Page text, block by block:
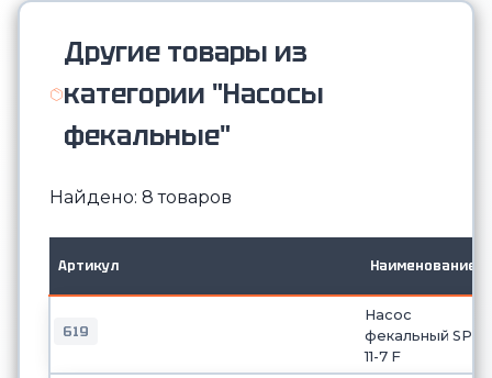
Другие товары из
категории "Насосы
фекальные"
Найдено: 8 товаров
Артикул Наименование
619
Насос
фекальный SP
11-7 F